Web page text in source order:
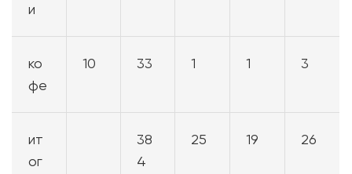
и
ко
фе
10 33 1 1 3
ит
ог
38
4
25 19 26